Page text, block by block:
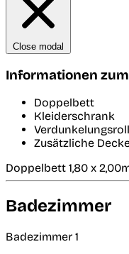
Close modal
Informationen
Doppelbett
Kleiderschrank
Zusätzliche
Doppelbett 1,80 x
Badezimmer
Badezimmer 1